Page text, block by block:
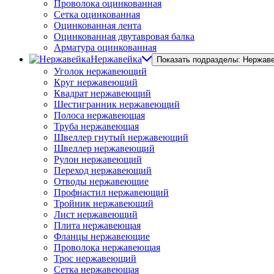
Проволока оцинкованная
Сетка оцинкованная
Оцинкованная лента
Оцинкованная двутавровая балка
Арматура оцинкованная
Нержавейка
Показать подразделы:
Уголок нержавеющий
Круг нержавеющий
Квадрат нержавеющий
Шестигранник нержавеющий
Полоса нержавеющая
Труба нержавеющая
Швеллер гнутый нержавеющий
Швеллер нержавеющий
Рулон нержавеющий
Переход нержавеющий
Отводы нержавеющие
Профнастил нержавеющий
Тройник нержавеющий
Лист нержавеющий
Плита нержавеющая
Фланцы нержавеющие
Проволока нержавеющая
Трос нержавеющий
Сетка нержавеющая